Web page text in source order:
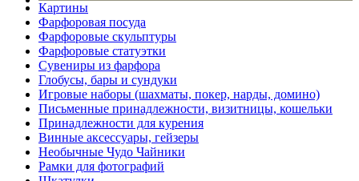
Картины
Фарфоровая посуда
Фарфоровые скульптуры
Фарфоровые статуэтки
Сувениры из фарфора
Глобусы, бары и сундуки
Игровые наборы (шахматы, покер, нарды, домино)
Письменные принадлежности, визитницы, кошельки
Принадлежности для курения
Винные аксессуары, гейзеры
Необычные Чудо Чайники
Рамки для фотографий